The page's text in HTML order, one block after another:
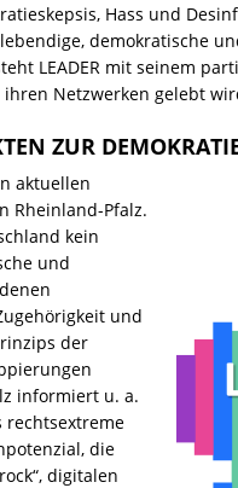
Hass und
demokratische
LEADER mit seinem
ihren Netzwerken gelebt
ZUR
aktuellen
Rheinland-Pfalz.
kein
und
und
der
informiert u. a.
die
digitalen